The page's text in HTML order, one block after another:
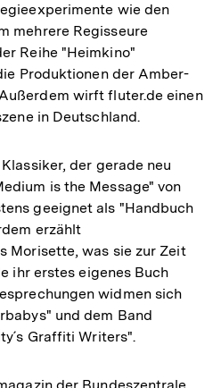
wie den
mehrere Regisseure
Reihe "Heimkino"
Produktionen der Amber-
wirft fluter.de einen
in Deutschland.
der gerade neu
is the Message" von
geeignet als "Handbuch
erzählt
Morisette, was sie zur Zeit
ihr erstes eigenes Buch
widmen sich
und dem Band
Graffiti Writers".